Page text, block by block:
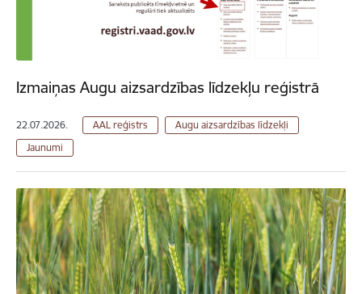
Izmaiņas Augu aizsardzības līdzekļu reģistrā
22.07.2026. AAL reģistrs
Augu aizsardzības līdzekļi
Jaunumi